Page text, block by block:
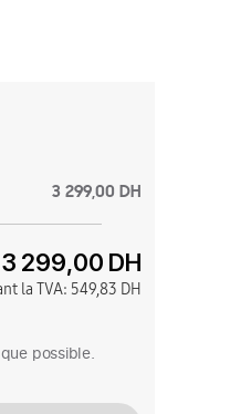
3 299,00 DH
3 299,00 DH
la TVA: 549,83 DH
possible.